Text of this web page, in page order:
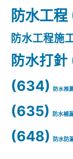
防水工程
防水工程施
防水打針
(634)
防水推
(635)
防水補
(648)
防水防